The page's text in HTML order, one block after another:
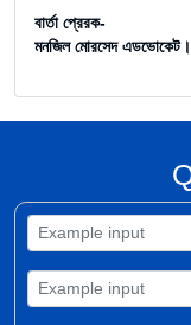
বার্তা প্রেরক-
মনজিল মোরসেদ এডভোকেট।